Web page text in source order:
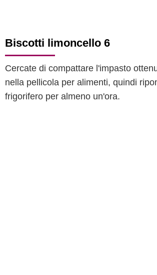
Biscotti limoncello 6
Cercate di compattare l'impasto
nella pellicola per alimenti, quindi
frigorifero per almeno un'ora.